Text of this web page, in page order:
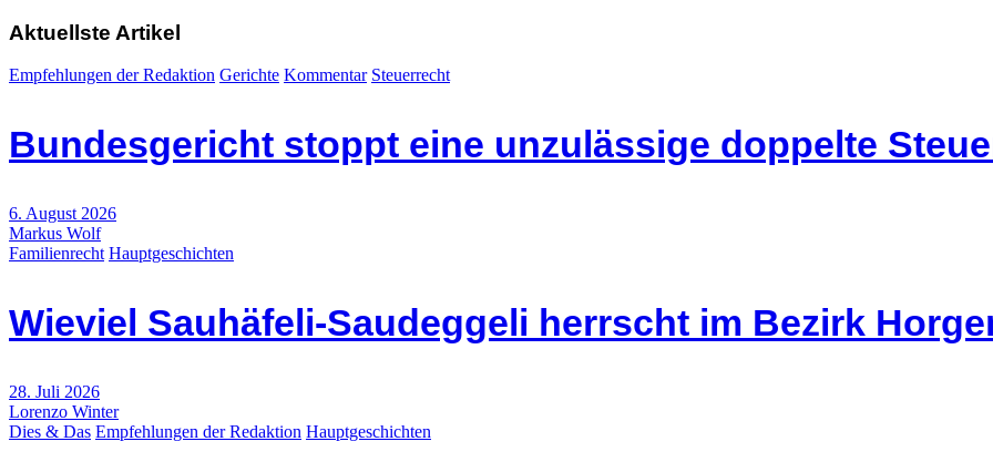
Aktuellste Artikel
Empfehlungen der Redaktion Gerichte Kommentar Steuerrecht
Bundesgericht stoppt eine unzulässige doppelte
6. August 2026
Markus Wolf
Familienrecht Hauptgeschichten
Wieviel Sauhäfeli-Saudeggeli herrscht im Bezirk
28. Juli 2026
Lorenzo Winter
Dies & Das Empfehlungen der Redaktion Hauptgeschichten